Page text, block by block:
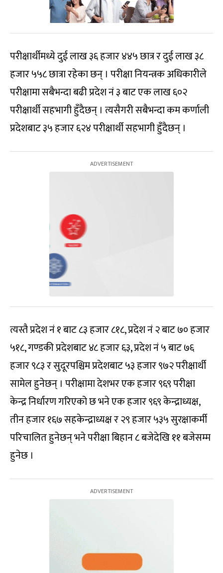
परीक्षार्थीमध्ये दुई लाख ३६ हजार ४४५ छात्र र दुई लाख ३८
हजार ५५८ छात्रा रहेका छन् । परीक्षा नियन्त्रक अधिकारीले
परीक्षामा सबैभन्दा बढी प्रदेश नं ३ बाट एक लाख ६०२
परीक्षार्थी सहभागी हुँदैछन् । त्यसैगरी सबैभन्दा कम कर्णाली
प्रदेशबाट ३५ हजार ६२४ परीक्षार्थी सहभागी हुँदैछन् ।
त्यस्तै प्रदेश नं १ बाट ८३ हजार ८१८, प्रदेश नं २ बाट ७० हजार
५१८, गण्डकी प्रदेशबाट ४८ हजार ६३, प्रदेश नं ५ बाट ७६
हजार ९८३ र सुदूरपश्चिम प्रदेशबाट ५३ हजार ९७२ परीक्षार्थी
सामेल हुनेछन् । परीक्षामा देशभर एक हजार ९६९ परीक्षा
केन्द्र निर्धारण गरिएको छ भने एक हजार ९६९ केन्द्राध्यक्ष,
तीन हजार १६७ सहकेन्द्राध्यक्ष र २९ हजार ५३५ सुरक्षाकर्मी
परिचालित हुनेछन् भने परीक्षा बिहान ८ बजेदेखि ११ बजेसम्म
हुनेछ ।